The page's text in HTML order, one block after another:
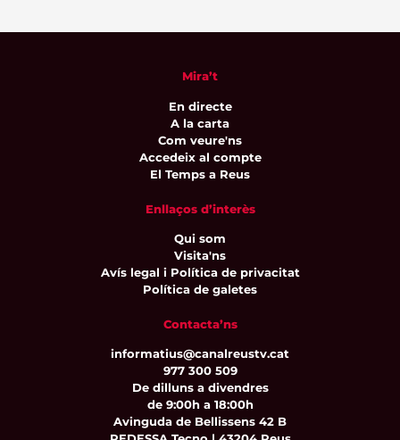
Mira’t
En directe
A la carta
Com veure'ns
Accedeix al compte
El Temps a Reus
Enllaços d’interès
Qui som
Visita'ns
Avís legal i Política de privacitat
Política de galetes
Contacta’ns
informatius@canalreustv.cat
977 300 509
De dilluns a divendres
de 9:00h a 18:00h
Avinguda de Bellissens 42 B